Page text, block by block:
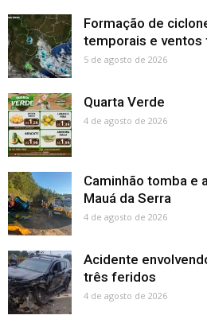
Formação de
temporais e ventos
5 de agosto de 2026
Quarta Verde
4 de agosto de 2026
Caminhão tomba e
Mauá da Serra
4 de agosto de 2026
Acidente
três feridos
4 de agosto de 2026